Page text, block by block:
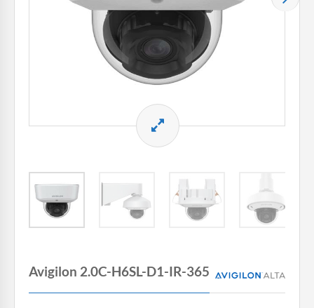
Avigilon 2.0C-H6SL-D1-IR-365